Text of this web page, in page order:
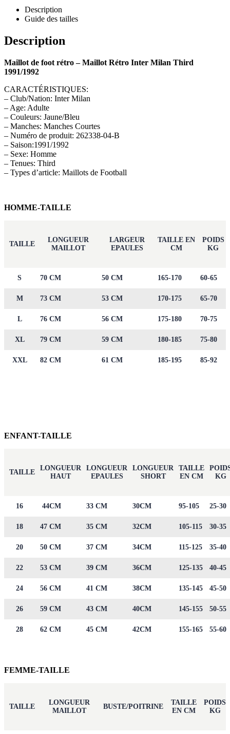
Description
Guide des tailles
Description
Maillot de foot rétro – Maillot Rétro Inter Milan Third
1991/1992
CARACTÉRISTIQUES:
– Club/Nation: Inter Milan
– Age: Adulte
– Couleurs: Jaune/Bleu
– Manches: Manches Courtes
– Numéro de produit: 262338-04-B
– Saison:1991/1992
– Sexe: Homme
– Tenues: Third
– Types d’article: Maillots de Football
HOMME-TAILLE
TAILLE
LONGUEUR
MAILLOT
LARGEUR
EPAULES
TAILLE EN
CM
POIDS
KG
S 70 CM 50 CM 165-170 60-65
M 73 CM 53 CM 170-175 65-70
L 76 CM 56 CM 175-180 70-75
XL 79 CM 59 CM 180-185 75-80
XXL 82 CM 61 CM 185-195 85-92
ENFANT-TAILLE
TAILLE
LONGUEUR
HAUT
LONGUEUR
EPAULES
LONGUEUR
SHORT
TAILLE
EN CM
KG
16 44CM 33 CM 30CM 95-105 25-30
18 47 CM 35 CM 32CM 105-115 30-35
20 50 CM 37 CM 34CM 115-125 35-40
22 53 CM 39 CM 36CM 125-135 40-45
24 56 CM 41 CM 38CM 135-145 45-50
26 59 CM 43 CM 40CM 145-155 50-55
28 62 CM 45 CM 42CM 155-165 55-60
FEMME-TAILLE
TAILLE
LONGUEUR
MAILLOT
BUSTE/POITRINE
TAILLE
EN CM
POIDS
KG